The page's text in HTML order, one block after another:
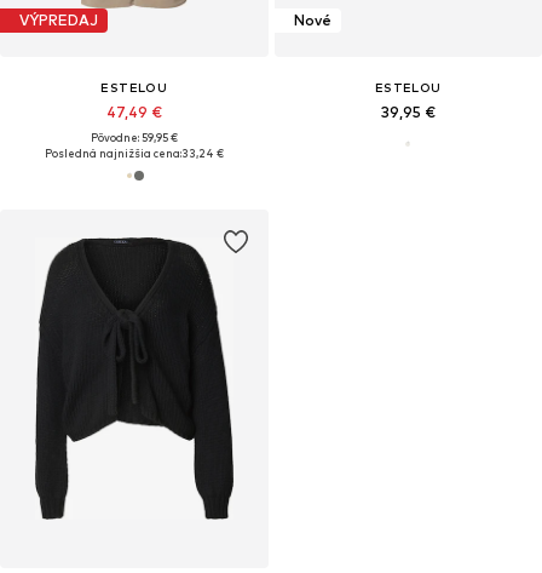
VÝPREDAJ
ESTELOU
47,49 €
Pôvodne: 59,95 €
Posledná najnižšia cena:33,24 €
Nové
ESTELOU
39,95 €